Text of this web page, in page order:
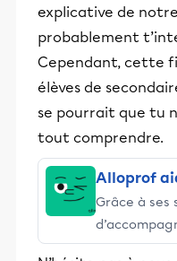
explicative de
probablement
Cependant, cette
élèves de
se pourrait que tu
tout comprendre.
Alloprof
Grâce à ses
stimulants,